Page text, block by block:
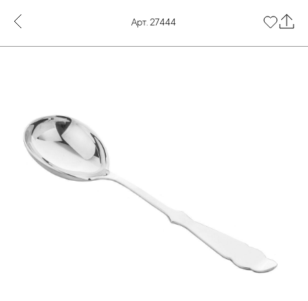
Арт. 27444